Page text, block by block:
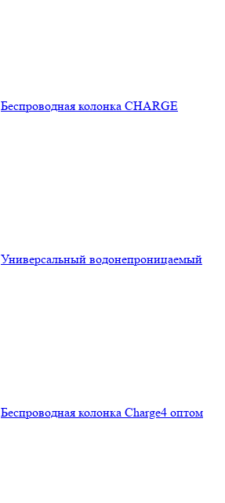
Беспроводная колонка CHARGE
Универсальный водонепроницаемый
Беспроводная колонка Charge4 оптом